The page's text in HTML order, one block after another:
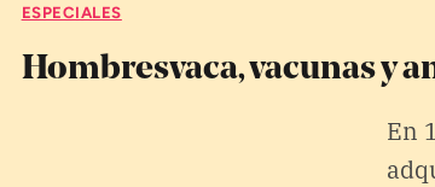
APÓYANOS
Pon tu lupa sobre lo
ESPECIALES
Hombresvaca, vacunas y
En